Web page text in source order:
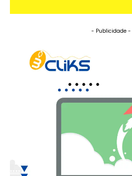
- Publicidade -